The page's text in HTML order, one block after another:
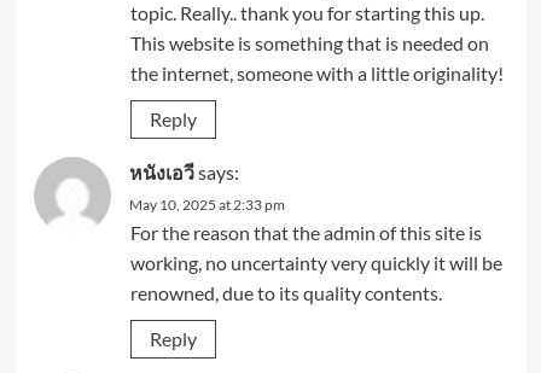
topic. Really.. thank you for starting this up.
This website is something that is needed on
the internet, someone with a little originality!
Reply
หนังเอวีsays:
May 10, 2025 at 2:33 pm
For the reason that the admin of this site is
working, no uncertainty very quickly it will be
renowned, due to its quality contents.
Reply